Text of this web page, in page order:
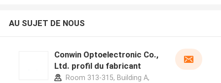
AU SUJET DE NOUS
Conwin Optoelectronic Co.,
Ltd. profil du fabricant
Room 313-315, Building A,